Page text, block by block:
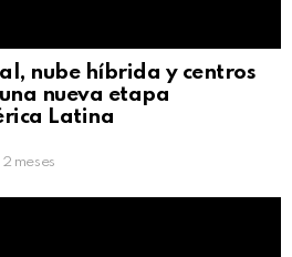
nube híbrida y centros
nueva etapa
Latina
meses